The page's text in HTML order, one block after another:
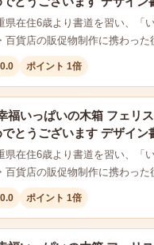
在住6歳より書道を習い、「
百貨店の販促物制作に携わっ
ポイント 1倍
福いっぱいの木箱 フェリ
とうございます デザイン
在住6歳より書道を習い、「
百貨店の販促物制作に携わっ
ポイント 1倍